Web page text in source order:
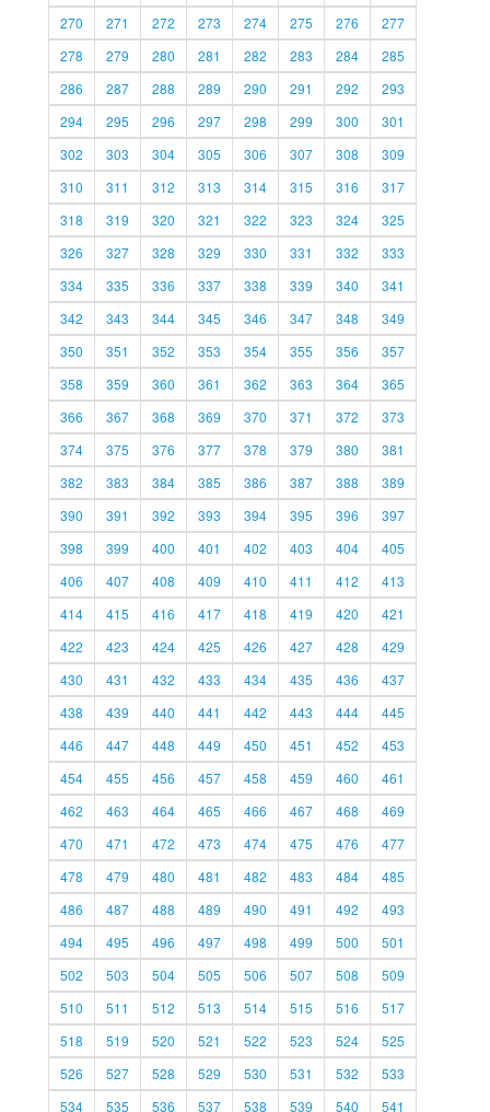
270
271 272 273 274 275 276
277
278
279 280 281 282 283 284
285
286
287 288 289 290 291 292
293
294
295 296 297 298 299 300
301
302
303 304 305 306 307 308
309
310
311 312 313 314 315 316
317
318
319 320 321 322 323 324
325
326
327 328 329 330 331 332
333
334
335 336 337 338 339 340
341
342
343 344 345 346 347 348
349
350
351 352 353 354 355 356
357
358
359 360 361 362 363 364
365
366
367 368 369 370 371 372
373
374
375 376 377 378 379 380
381
382
383 384 385 386 387 388
389
390
391 392 393 394 395 396
397
398
399 400 401 402 403 404
405
406
407 408 409 410 411 412
413
414
415 416 417 418 419 420
421
422
423 424 425 426 427 428
429
430
431 432 433 434 435 436
437
438
439 440 441 442 443 444
445
446
447 448 449 450 451 452
453
454
455 456 457 458 459 460
461
462
463 464 465 466 467 468
469
470
471 472 473 474 475 476
477
478
479 480 481 482 483 484
485
486
487 488 489 490 491 492
493
494
495 496 497 498 499 500
501
502
503 504 505 506 507 508
509
510
511 512 513 514 515 516
517
518
519 520 521 522 523 524
525
526
527 528 529 530 531 532
533
534
535 536 537 538 539 540 541